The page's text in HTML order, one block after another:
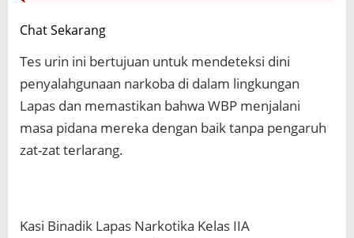
Chat Sekarang
Tes urin ini bertujuan untuk mendeteksi dini
penyalahgunaan narkoba di dalam lingkungan
Lapas dan memastikan bahwa WBP menjalani
masa pidana mereka dengan baik tanpa pengaruh
zat-zat terlarang.
Kasi Binadik Lapas Narkotika Kelas IIA